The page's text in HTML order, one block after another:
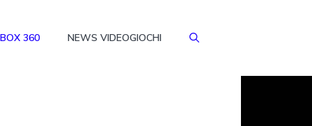
360 NEWS VIDEOGIOCHI